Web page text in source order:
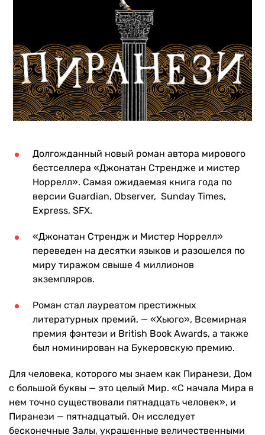
Долгожданный новый роман автора мирового
бестселлера «Джонатан Стрендже и мистер
Норрелл». Самая ожидаемая книга года по
версии Guardian, Observer, Sunday Times,
Express, SFX.
«Джонатан Стрендж и Мистер Норрелл»
переведен на десятки языков и разошелся по
миру тиражом свыше 4 миллионов
экземпляров.
Роман стал лауреатом престижных
литературных премий, — «Хьюго», Всемирная
премия фэнтези и British Book Awards, а также
был номинирован на Букеровскую премию.
Для человека, которого мы знаем как Пиранези, Дом
с большой буквы — это целый Мир. «С начала Мира в
нем точно существовали пятнадцать человек», и
Пиранези — пятнадцатый. Он исследует
бесконечные Залы, украшенные величественными